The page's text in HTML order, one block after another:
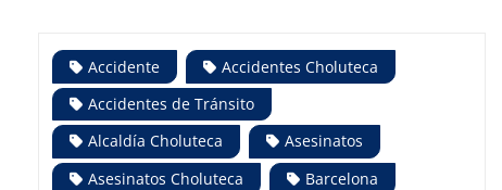
Accidente
Accidentes Choluteca
Accidentes de Tránsito
Alcaldía Choluteca
Asesinatos
Asesinatos Choluteca
Barcelona